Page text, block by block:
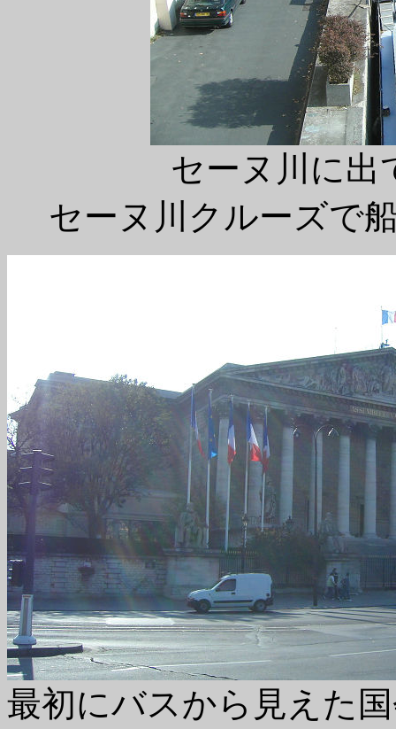
セーヌ川に出
セーヌ川クルーズで
最初にバスから見えた